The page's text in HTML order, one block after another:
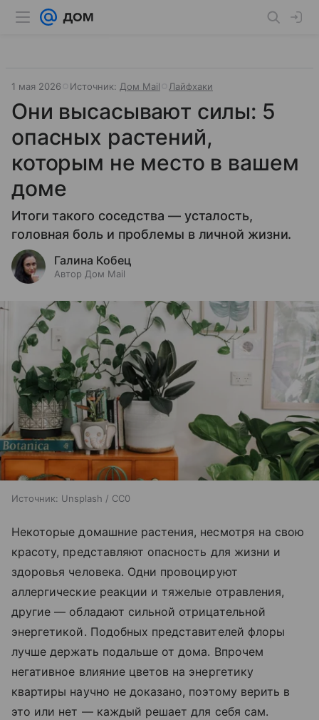
1 мая 2026 Источник: Дом Mail Лайфхаки
Они высасывают силы: 5
опасных растений,
которым не место в вашем
доме
Итоги такого соседства — усталость,
головная боль и проблемы в личной жизни.
Галина Кобец
Автор Дом Mail
Источник: Unsplash / CC0
Некоторые домашние растения, несмотря на свою
красоту, представляют опасность для жизни и
здоровья человека. Одни провоцируют
аллергические реакции и тяжелые отравления,
другие — обладают сильной отрицательной
энергетикой. Подобных представителей флоры
лучше держать подальше от дома. Впрочем
негативное влияние цветов на энергетику
квартиры научно не доказано, поэтому верить в
это или нет — каждый решает для себя сам.